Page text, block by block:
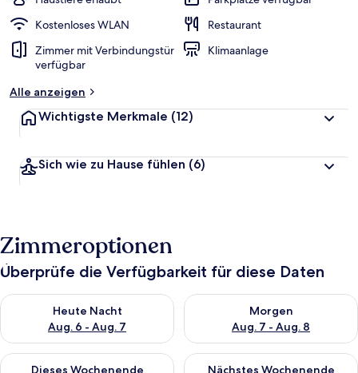
Kostenloses WLAN
Restaurant
Zimmer mit Verbindungstür
verfügbar
Klimaanlage
Alle anzeigen
Wichtigste Merkmale (12)
Sich wie zu Hause fühlen (6)
Zimmeroptionen
Überprüfe die Verfügbarkeit für diese Daten
Heute Nacht
Aug. 6 - Aug. 7
Überprüfe die Verfügbarkeit für heute Nacht, Aug. 6 - Aug. 7.
Morgen
Aug. 7 - Aug. 8
Überprüfe die Verfügbarkeit
Dieses Wochenende
Überprüfe die Verfügbarkeit für dieses Wochenende, Aug. 7
Nächstes Wochenende
Überprüfe die Verfügbarkeit